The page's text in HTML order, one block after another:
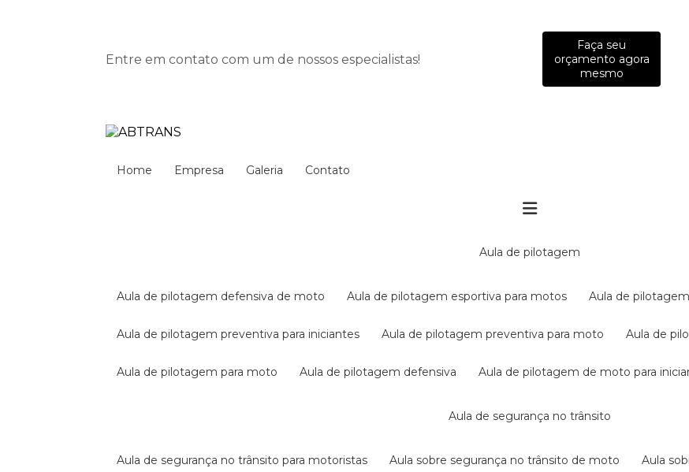
Entre em contato com um de nossos especialistas!
Faça seu
orçamento agora
mesmo
Home Empresa Galeria Contato
aula de pilotagem
aula de pilotagem defensiva de moto aula de pilotagem esportiva para motos aula de
aula de pilotagem preventiva para iniciantes aula de pilotagem preventiva para moto aula de
aula de pilotagem para moto aula de pilotagem defensiva aula de pilotagem de moto para
aula de segurança no trânsito
aula de segurança no trânsito para motoristas aula sobre segurança no trânsito de moto aula